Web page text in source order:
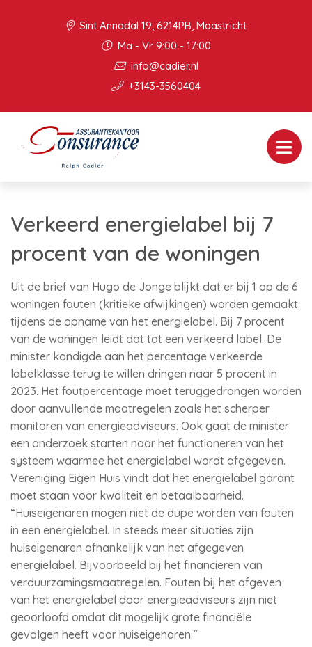
Sint Annadal 19, 6214PB, Maastricht
Ma - Vr 9:00 - 17:00
info@cadier.nl
+3143-3560404
Verkeerd energielabel bij 7
procent van de woningen
Uit de brief van Hugo de Jonge blijkt dat er bij 1 op de 6
woningen fouten (kritieke afwijkingen) worden gemaakt
tijdens de opname van het energielabel. Bij 7 procent
van de woningen leidt dat tot een verkeerd label. De
minister kondigde aan het percentage verkeerde
labelklasse terug te willen dringen naar 5 procent in
2023. Het foutpercentage moet teruggedrongen worden
door aanvullende maatregelen zoals het scherper
monitoren van energieadviseurs. Ook gaat de minister
een onderzoek starten naar het functioneren van het
systeem waarmee het energielabel wordt afgegeven.
Vereniging Eigen Huis vindt dat het energielabel garant
moet staan voor kwaliteit en betaalbaarheid.
“Huiseigenaren mogen niet de dupe worden van fouten
in een energielabel. In steeds meer situaties zijn
huiseigenaren afhankelijk van het afgegeven
energielabel. Bijvoorbeeld bij het financieren van
verduurzamingsmaatregelen. Fouten bij het afgeven
van het energielabel door energieadviseurs zijn niet
geoorloofd omdat dit mogelijk grote financiële
gevolgen heeft voor huiseigenaren.”